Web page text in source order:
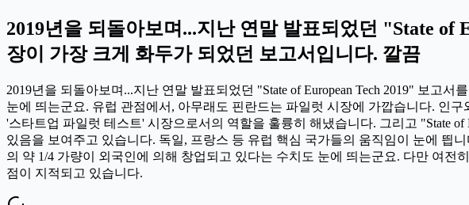
2019년을 되돌아보며...지난 연말 발표되었던 "State of
장이 가장 크게 화두가 되었던 보고서입니다. 깔끔
2019년을 되돌아보며...지난 연말 발표되었던 "State of European Tech 2019" 보고
눈에 띄는군요. 유럽 관점에서, 아무래도 핀란드는 파일럿 시장에 가깝습니다. 인
'스타트업 파일럿 테스트' 시장으로서의 역할을 훌륭히 해냈습니다. 그리고 "State
있음을 보여주고 있습니다. 독일, 프랑스 등 유럽 핵심 국가들의 움직임이 눈에 띕
의 약 1/4 가량이 외국인에 의해 창업되고 있다는 수치도 눈에 띄는군요. 다만 여
점이 지적되고 있습니다.